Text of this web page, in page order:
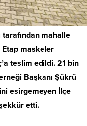
tarafından mahalle
Etap maskeler
teslim edildi. 21 bin
Başkanı Şükrü
esirgemeyen İlçe
etti.